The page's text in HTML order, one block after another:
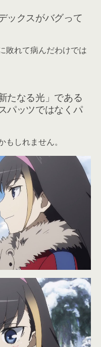
ックスがバグって
敗れて病んだわけでは
たなる光」である
パッツではなくパ
しれません。